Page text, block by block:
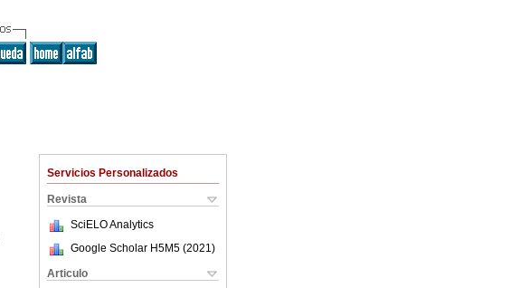
Servicios Personalizados
Revista
SciELO Analytics
Google Scholar H5M5 (2021 )
Articulo